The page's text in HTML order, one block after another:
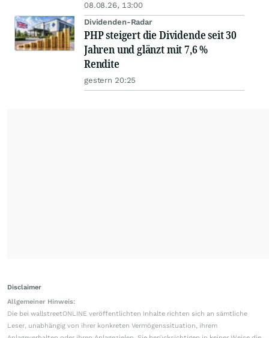
08.08.26, 13:00
Dividenden-Radar
PHP steigert die Dividende seit 30
Jahren und glänzt mit 7,6 %
Rendite
gestern 20:25
Disclaimer
Allgemeiner Hinweis:
Die bei wallstreetONLINE veröffentlichten Inhalte richten sich an sämtliche
Leser, unabhängig von ihrer konkreten Vermögenssituation, ihrem